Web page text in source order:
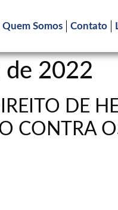
Quem Somos Contato
de 2022
DE
CONTRA